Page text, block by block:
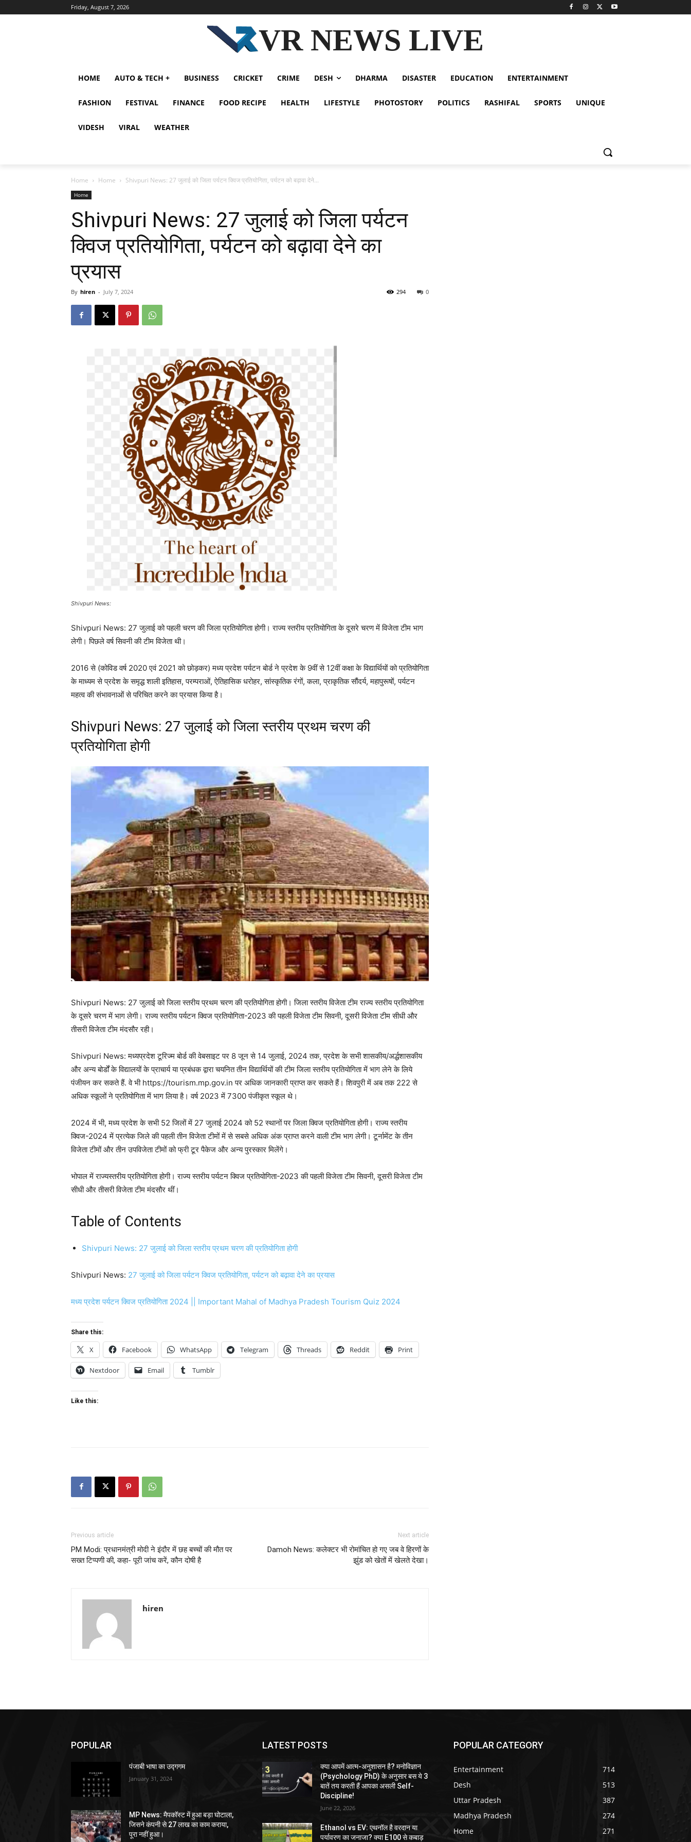
Friday, August 7, 2026
VR NEWS LIVE
HOME AUTO & TECH + BUSINESS CRICKET CRIME DESH DHARMA DISASTER EDUCATION ENTERTAINMENT
FASHION FESTIVAL FINANCE FOOD RECIPE HEALTH LIFESTYLE PHOTOSTORY POLITICS RASHIFAL SPORTS UNIQUE
VIDESH VIRAL WEATHER
Home Home Shivpuri News: 27 जुलाई को जिला पर्यटन क्विज प्रतियोगिता, पर्यटन को बढ़ावा देने...
Home
Shivpuri News: 27 जुलाई को जिला पर्यटन
क्विज प्रतियोगिता, पर्यटन को बढ़ावा देने का
प्रयास
By hiren - July 7, 2024 0
294
Shivpuri News:
Shivpuri News: 27 जुलाई को पहली चरण की जिला प्रतियोगिता होगी। राज्य स्तरीय प्रतियोगिता के दूसरे चरण में विजेता टीम भाग
लेगी। पिछले वर्ष सिवनी की टीम विजेता थी।
2016 से (कोविड वर्ष 2020 एवं 2021 को छोड़कर) मध्य प्रदेश पर्यटन बोर्ड ने प्रदेश के 9वीं से 12वीं कक्षा के विद्यार्थियों को प्रतियोगिता
के माध्यम से प्रदेश के समृद्ध शाली इतिहास, परम्पराओं, ऐतिहासिक धरोहर, सांस्कृतिक रंगों, कला, प्राकृतिक सौंदर्य, महापुरूषों, पर्यटन
महत्व की संभावनाओं से परिचित करने का प्रयास किया है।
Shivpuri News: 27 जुलाई को जिला स्तरीय प्रथम चरण की
प्रतियोगिता होगी
Shivpuri News: 27 जुलाई को जिला स्तरीय प्रथम चरण की प्रतियोगिता होगी। जिला स्तरीय विजेता टीम राज्य स्तरीय प्रतियोगिता
के दूसरे चरण में भाग लेगी। राज्य स्तरीय पर्यटन क्विज प्रतियोगिता-2023 की पहली विजेता टीम सिवनी, दूसरी विजेता टीम सीधी और
तीसरी विजेता टीम मंदसौर रही।
Shivpuri News: मध्यप्रदेश टूरिज्म बोर्ड की वेबसाइट पर 8 जून से 14 जुलाई, 2024 तक, प्रदेश के सभी शासकीय/अर्द्धशासकीय
और अन्य बोर्डों के विद्यालयों के प्राचार्य या प्रबंधक द्वारा चयनित तीन विद्यार्थियों की टीम जिला स्तरीय प्रतियोगिता में भाग लेने के लिये
पंजीयन कर सकते हैं. वे भी https://tourism.mp.gov.in पर अधिक जानकारी प्राप्त कर सकते हैं। शिवपुरी में अब तक 222 से
अधिक स्कूलों ने प्रतियोगिता में भाग लिया है। वर्ष 2023 में 7300 पंजीकृत स्कूल थे।
2024 में भी, मध्य प्रदेश के सभी 52 जिलों में 27 जुलाई 2024 को 52 स्थानों पर जिला क्विज प्रतियोगिता होगी। राज्य स्तरीय
क्विज-2024 में प्रत्येक जिले की पहली तीन विजेता टीमों में से सबसे अधिक अंक प्राप्त करने वाली टीम भाग लेगी। टूर्नामेंट के तीन
विजेता टीमों और तीन उपविजेता टीमों को फ्री टूर पैकेज और अन्य पुरस्कार मिलेंगे।
भोपाल में राज्यस्तरीय प्रतियोगिता होगी। राज्य स्तरीय पर्यटन क्विज प्रतियोगिता-2023 की पहली विजेता टीम सिवनी, दूसरी विजेता टीम
सीधी और तीसरी विजेता टीम मंदसौर थीं।
Table of Contents
Shivpuri News: 27 जुलाई को जिला स्तरीय प्रथम चरण की प्रतियोगिता होगी
Shivpuri News: 27 जुलाई को जिला पर्यटन क्विज प्रतियोगिता, पर्यटन को बढ़ावा देने का प्रयास
मध्य प्रदेश पर्यटन क्विज प्रतियोगिता 2024 || Important Mahal of Madhya Pradesh Tourism Quiz 2024
Share this:
X Facebook WhatsApp Telegram Threads Reddit Print
Nextdoor Email Tumblr
Like this:
Previous article
PM Modi: प्रधानमंत्री मोदी ने इंदौर में छह बच्चों की मौत पर
सख्त टिप्पणी की, कहा- पूरी जांच करें, कौन दोषी है
Next article
Damoh News: कलेक्टर भी रोमांचित हो गए जब वे हिरणों के
झुंड को खेतों में खेलते देखा।
hiren
POPULAR
पंजाबी भाषा का उद्गगम
January 31, 2024
MP News: मैपकॉस्ट में हुआ बड़ा घोटाला,
जिसने कंपनी से 27 लाख का काम कराया,
पूरा नहीं हुआ।
LATEST POSTS
क्या आपमें आत्म-अनुशासन है? मनोविज्ञान
(Psychology PhD) के अनुसार बस ये 3
बातें तय करती हैं आपका असली Self-
Discipline!
June 22, 2026
Ethanol vs EV: एथनॉल है वरदान या
पर्यावरण का जनाजा? क्या E100 से कबाड़
POPULAR CATEGORY
Entertainment
714
Desh
513
Uttar Pradesh
387
Madhya Pradesh
274
Home
271